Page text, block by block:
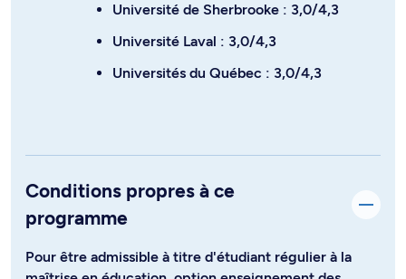
Université de Sherbrooke : 3,0/4,3
Université Laval : 3,0/4,3
Universités du Québec : 3,0/4,3
Conditions propres à ce
programme
Pour être admissible à titre d'étudiant régulier à la